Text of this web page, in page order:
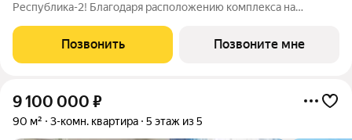
Республика-2! Благодаря расположению комплекса на
настоящему невероятными видовыми характеристиками. Из
окон квартир будут открываться
Позвонить Позвоните мне
9 100 000 ₽
90 м² 3-комн. квартира 5 этаж из 5